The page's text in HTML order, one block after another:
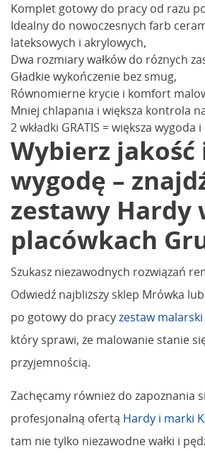
Komplet gotowy do pracy od razu
Idealny do nowoczesnych farb
lateksowych i akrylowych,
Dwa rozmiary wałków do różnych
Gładkie wykończenie bez smug,
Równomierne krycie i komfort
Mniej chlapania i większa kontrola
2 wkładki GRATIS = większa wygoda
Wybierz jakość
wygodę –
zestawy Hardy
placówkach
Szukasz niezawodnych rozwiązań
Odwiedź najbliższy sklep Mrówka
po gotowy do pracyzestaw malarski
który sprawi, że malowanie stanie
przyjemnością.
Zachęcamy również do zapoznania
profesjonalną ofertą Hardy i marki
tam nie tylko niezawodne wałki i